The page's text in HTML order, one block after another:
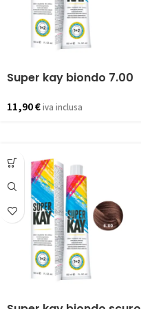
Super kay biondo 7.00
11,90€iva inclusa